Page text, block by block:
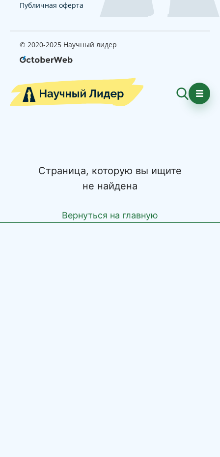
Публичная оферта
© 2020-2025 Научный лидер
Страница, которую вы ищите
не найдена
Вернуться на главную